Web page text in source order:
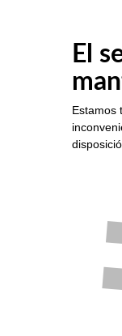
El
Estamos